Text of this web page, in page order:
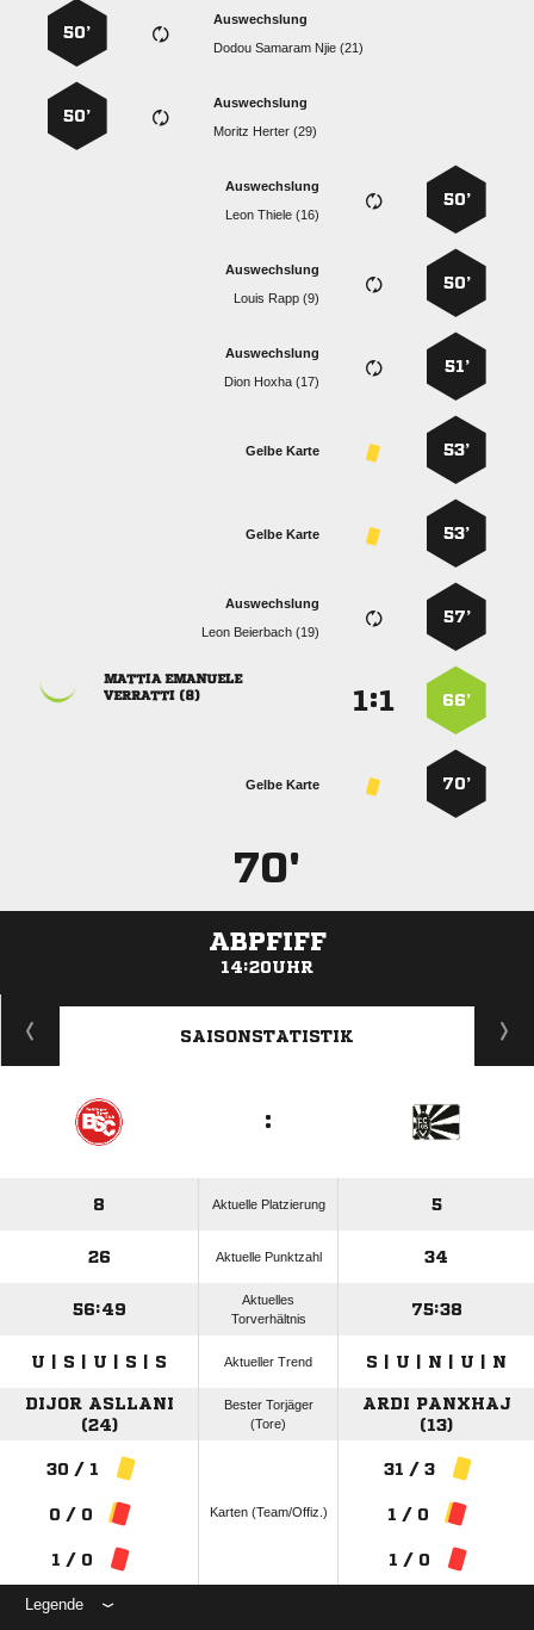
Auswechslung
   
50’
Auswechslung
  
50’
50’
Auswechslung
  
50’
Auswechslung
  
51’
Auswechslung
  
53’
Gelbe Karte
53’
Gelbe Karte
57’
Auswechslung
  
66’
:
 
 
70’
Gelbe Karte
70'
ABPFIFF
14:20UHR
ANZEIGE
SAISONSTATISTIK
:
8 Aktuelle Platzierung 5
26 Aktuelle Punktzahl 34
56:49
Aktuelles
Torverhältnis
75:38
U | S | U | S | S Aktueller Trend S | U | N | U | N
DIJOR ASLLANI
(24)
Bester Torjäger
(Tore)
ARDI PANXHAJ
(13)
30 / 1
0 / 0
1 / 0
Karten (Team/Offiz.)
31 / 3
1 / 0
1 / 0
Legende